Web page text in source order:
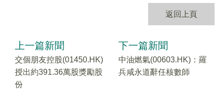
返回上頁
上一篇新聞
交個朋友控股(01450.HK)
授出約391.36萬股獎勵股
份
下一篇新聞
中油燃氣(00603.HK)：羅
兵咸永道辭任核數師